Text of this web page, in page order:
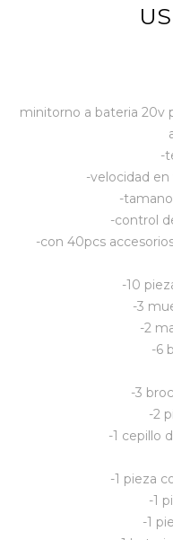
minitorno a bateria 20v
-
-velocidad
-
-control
-con 40pcs
-10
-3
-2
-6
-3
-2
-1 cepillo
-1 pieza
-1
-1
Juguetes y